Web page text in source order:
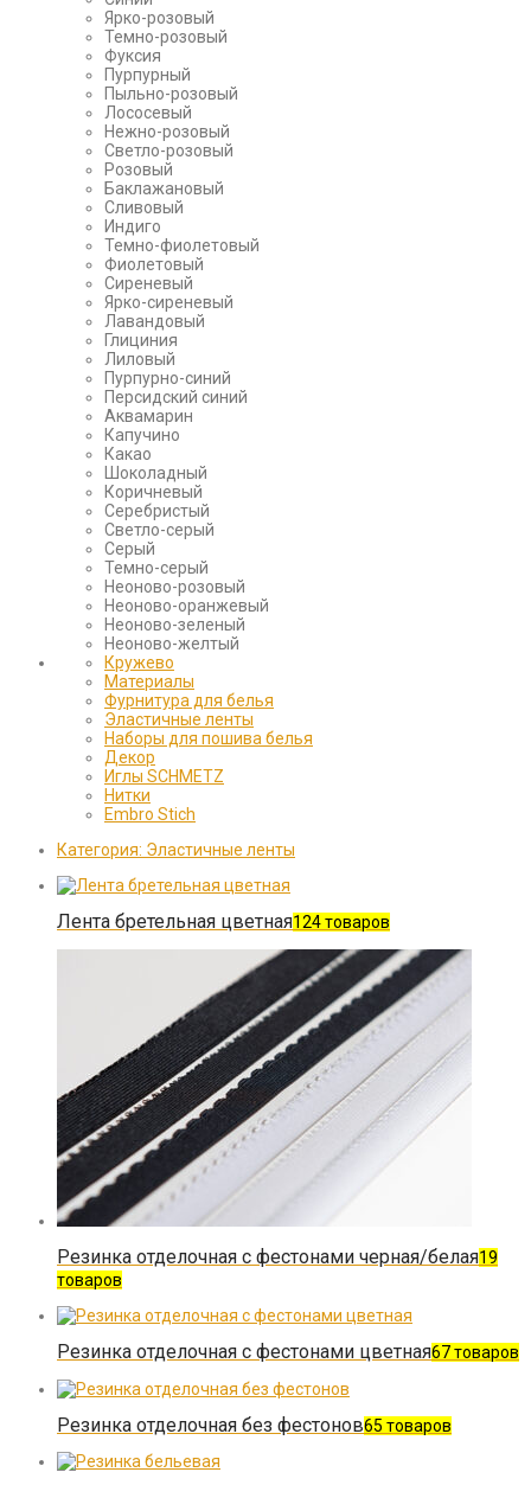
Ярко-розовый
Темно-розовый
Фуксия
Пурпурный
Пыльно-розовый
Лососевый
Нежно-розовый
Светло-розовый
Розовый
Баклажановый
Сливовый
Индиго
Темно-фиолетовый
Фиолетовый
Сиреневый
Ярко-сиреневый
Лавандовый
Глициния
Лиловый
Пурпурно-синий
Персидский синий
Аквамарин
Капучино
Какао
Шоколадный
Коричневый
Серебристый
Светло-серый
Серый
Темно-серый
Неоново-розовый
Неоново-оранжевый
Неоново-зеленый
Неоново-желтый
Кружево
Материалы
Фурнитура для белья
Эластичные ленты
Наборы для пошива белья
Декор
Иглы SCHMETZ
Нитки
Embro Stich
Категория: Эластичные ленты
Лента бретельная цветная124 товаров
Резинка отделочная с фестонами черная/белая19
товаров
Резинка отделочная с фестонами цветная67 товаров
Резинка отделочная без фестонов65 товаров